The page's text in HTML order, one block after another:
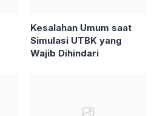
Kesalahan Umum saat
Simulasi UTBK yang
Wajib Dihindari